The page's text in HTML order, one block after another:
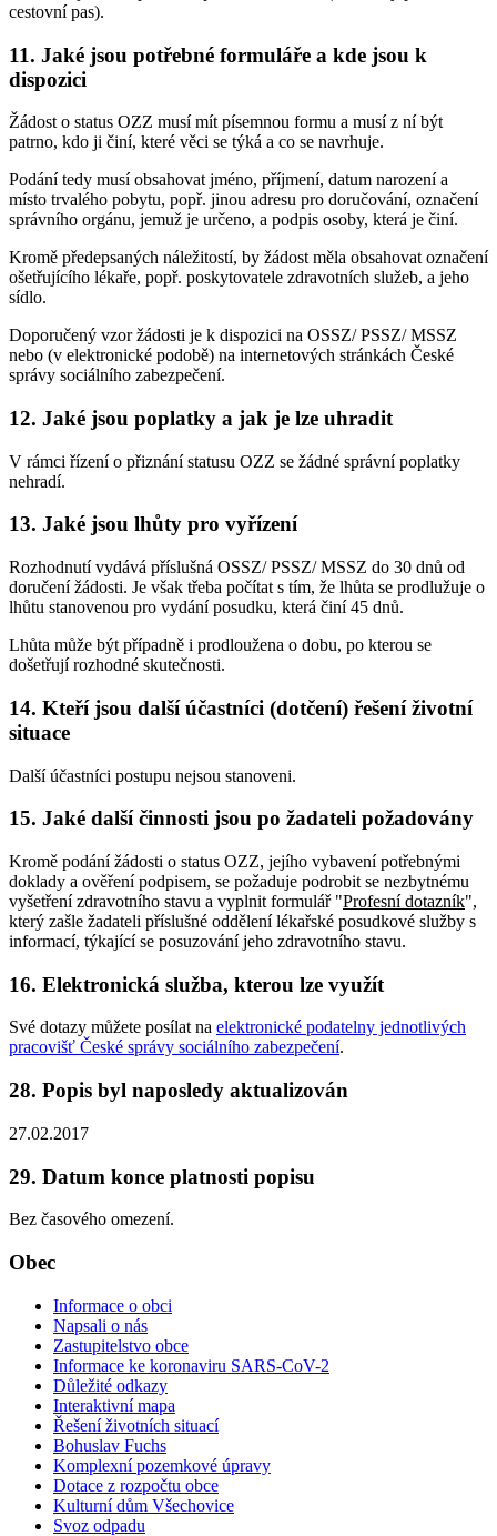
cestovní pas).
11. Jaké jsou potřebné formuláře a kde jsou k
dispozici
Žádost o status OZZ musí mít písemnou formu a musí z ní být
patrno, kdo ji činí, které věci se týká a co se navrhuje.
Podání tedy musí obsahovat jméno, příjmení, datum narození a
místo trvalého pobytu, popř. jinou adresu pro doručování, označení
správního orgánu, jemuž je určeno, a podpis osoby, která je činí.
Kromě předepsaných náležitostí, by žádost měla obsahovat označení
ošetřujícího lékaře, popř. poskytovatele zdravotních služeb, a jeho
sídlo.
Doporučený vzor žádosti je k dispozici na OSSZ/ PSSZ/ MSSZ
nebo (v elektronické podobě) na internetových stránkách České
správy sociálního zabezpečení.
12. Jaké jsou poplatky a jak je lze uhradit
V rámci řízení o přiznání statusu OZZ se žádné správní poplatky
nehradí.
13. Jaké jsou lhůty pro vyřízení
Rozhodnutí vydává příslušná OSSZ/ PSSZ/ MSSZ do 30 dnů od
doručení žádosti. Je však třeba počítat s tím, že lhůta se prodlužuje o
lhůtu stanovenou pro vydání posudku, která činí 45 dnů.
Lhůta může být případně i prodloužena o dobu, po kterou se
došetřují rozhodné skutečnosti.
14. Kteří jsou další účastníci (dotčení) řešení životní
situace
Další účastníci postupu nejsou stanoveni.
15. Jaké další činnosti jsou po žadateli požadovány
Kromě podání žádosti o status OZZ, jejího vybavení potřebnými
doklady a ověření podpisem, se požaduje podrobit se nezbytnému
vyšetření zdravotního stavu a vyplnit formulář "Profesní dotazník",
který zašle žadateli příslušné oddělení lékařské posudkové služby s
informací, týkající se posuzování jeho zdravotního stavu.
16. Elektronická služba, kterou lze využít
Své dotazy můžete posílat na elektronické podatelny jednotlivých
pracovišť České správy sociálního zabezpečení.
28. Popis byl naposledy aktualizován
27.02.2017
29. Datum konce platnosti popisu
Bez časového omezení.
Obec
Informace o obci
Napsali o nás
Zastupitelstvo obce
Informace ke koronaviru SARS-CoV-2
Důležité odkazy
Interaktivní mapa
Řešení životních situací
Bohuslav Fuchs
Komplexní pozemkové úpravy
Dotace z rozpočtu obce
Kulturní dům Všechovice
Svoz odpadu